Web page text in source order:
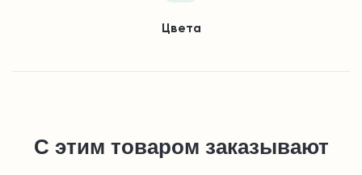
Цвета
С этим товаром заказывают